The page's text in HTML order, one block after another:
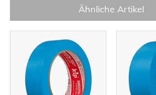
Ähnliche Artikel